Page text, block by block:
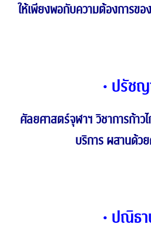
ให้เพียงพอกับความต้องการขอ
• ปรัช
ศัลยศาสตร์จุฬาฯ วิชาการก้าว
บริการ ผสานด้ว
• ปณิธา